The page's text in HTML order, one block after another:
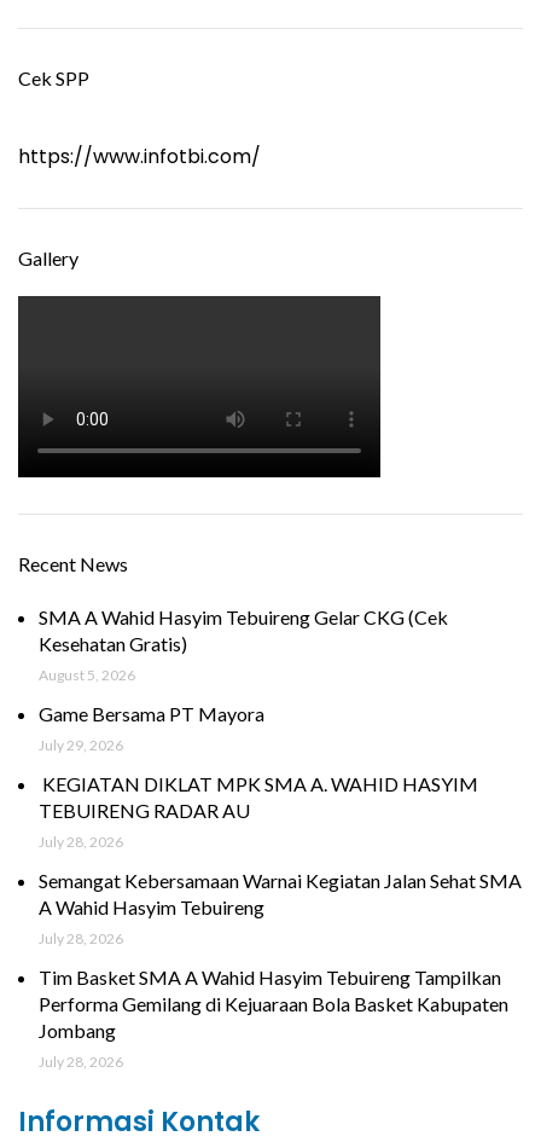
Cek SPP
https://www.infotbi.com/
Gallery
Recent News
SMA A Wahid Hasyim Tebuireng Gelar CKG (Cek
Kesehatan Gratis)
August 5, 2026
Game Bersama PT Mayora
July 29, 2026
KEGIATAN DIKLAT MPK SMA A. WAHID HASYIM
TEBUIRENG RADAR AU
July 28, 2026
Semangat Kebersamaan Warnai Kegiatan Jalan Sehat SMA
A Wahid Hasyim Tebuireng
July 28, 2026
Tim Basket SMA A Wahid Hasyim Tebuireng Tampilkan
Performa Gemilang di Kejuaraan Bola Basket Kabupaten
Jombang
July 28, 2026
Informasi Kontak